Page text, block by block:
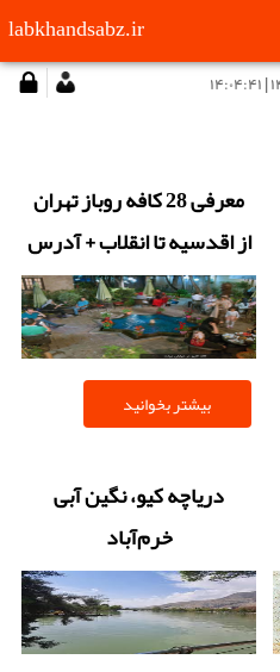
labkhandsabz.ir
معرفی 28 کافه روباز تهران
از اقدسیه تا انقلاب + آدرس
بیشتر بخوانید
دریاچه کیو، نگین آبی
خرم‌آباد